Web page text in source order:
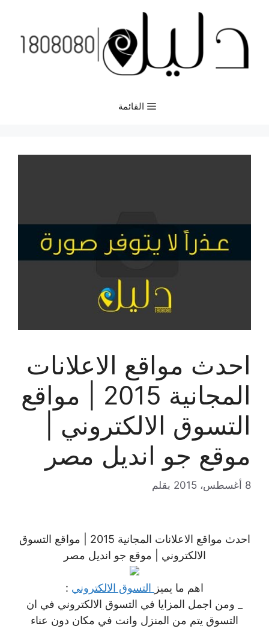
المحتوى
القائمة
احدث مواقع الاعلانات
المجانية 2015 | مواقع
التسوق الالكتروني |
موقع جو انديل مصر
8 أغسطس، 2015 بقلم
احدث مواقع الاعلانات المجانية 2015 | مواقع التسوق
الالكتروني | موقع جو انديل مصر
اهم ما يميز التسوق الالكتروني :
_ ومن اجمل المزايا في التسوق الالكتروني في ان
التسوق يتم من المنزل وانت في مكان دون عناء